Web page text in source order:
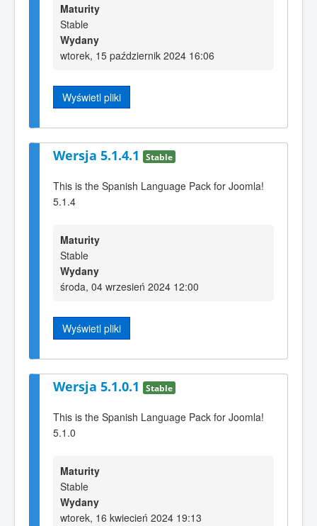
Maturity
Stable
Wydany
wtorek, 15 październik 2024 16:06
Wyświetl pliki
Wersja 5.1.4.1 Stable
This is the Spanish Language Pack for Joomla!
5.1.4
Maturity
Stable
Wydany
środa, 04 wrzesień 2024 12:00
Wyświetl pliki
Wersja 5.1.0.1 Stable
This is the Spanish Language Pack for Joomla!
5.1.0
Maturity
Stable
Wydany
wtorek, 16 kwiecień 2024 19:13